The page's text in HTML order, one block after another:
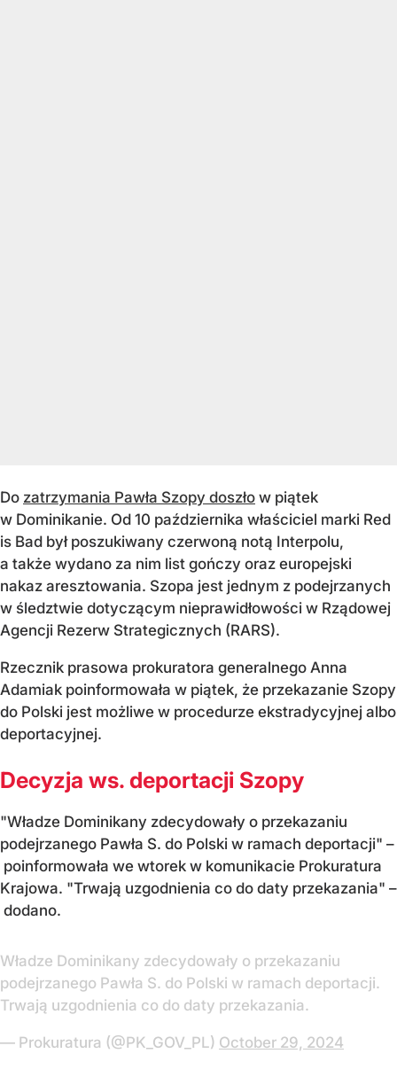
Do zatrzymania Pawła Szopy doszło w piątek
w Dominikanie. Od 10 października właściciel marki Red
is Bad był poszukiwany czerwoną notą Interpolu,
a także wydano za nim list gończy oraz europejski
nakaz aresztowania. Szopa jest jednym z podejrzanych
w śledztwie dotyczącym nieprawidłowości w Rządowej
Agencji Rezerw Strategicznych (RARS).
Rzecznik prasowa prokuratora generalnego Anna
Adamiak poinformowała w piątek, że przekazanie Szopy
do Polski jest możliwe w procedurze ekstradycyjnej albo
deportacyjnej.
Decyzja ws. deportacji Szopy
"Władze Dominikany zdecydowały o przekazaniu
podejrzanego Pawła S. do Polski w ramach deportacji" –
poinformowała we wtorek w komunikacie Prokuratura
Krajowa. "Trwają uzgodnienia co do daty przekazania" –
dodano.
Władze Dominikany zdecydowały o przekazaniu
podejrzanego Pawła S. do Polski w ramach deportacji.
Trwają uzgodnienia co do daty przekazania.
— Prokuratura (@PK_GOV_PL) October 29, 2024